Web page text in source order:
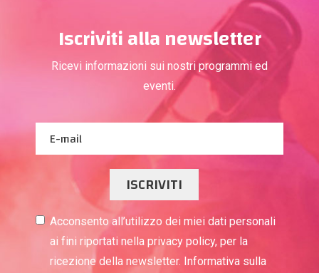
Iscriviti alla newsletter
Ricevi informazioni sui nostri programmi ed
eventi.
ISCRIVITI
Acconsento all’utilizzo dei miei dati personali
ai fini riportati nella privacy policy, per la
ricezione della newsletter. Informativa sulla